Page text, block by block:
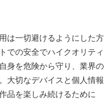
は一切避けるようにした方
での安全でハイクオリティ
身を危険から守り、業界の
大切なデバイスと個人情報
品を楽しみ続けるために